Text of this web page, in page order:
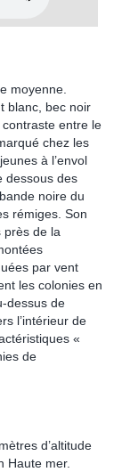
moyenne.
blanc, bec noir
entre le
chez les
à l’envol
dessous des
noire du
rémiges. Son
près de la
par vent
les colonies en
dessus de
l’intérieur de
«
de
d’altitude
Haute mer.